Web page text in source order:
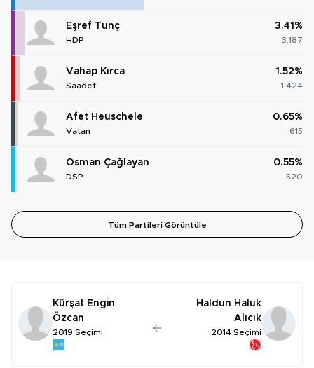
Eşref Tunç
HDP
3.41%
3.187
Vahap Kırca
Saadet
1.52%
1.424
Afet Heuschele
Vatan
0.65%
615
Osman Çağlayan
DSP
0.55%
520
Tüm Partileri Görüntüle
Kürşat Engin
Özcan
2019 Seçimi
Haldun Haluk
Alıcık
2014 Seçimi